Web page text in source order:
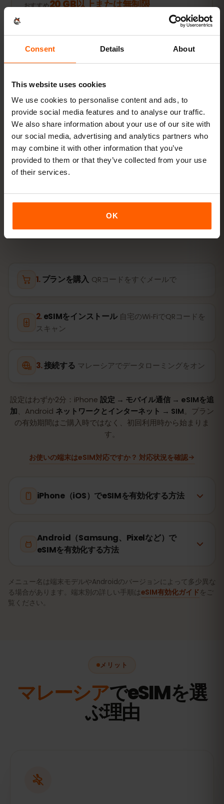
Consent Details About
This website uses cookies
We use cookies to personalise content and ads, to
provide social media features and to analyse our traffic.
We also share information about your use of our site with
our social media, advertising and analytics partners who
may combine it with other information that you’ve
provided to them or that they’ve collected from your use
of their services.
OK
おすすめ20 GB以上または無制限
数値はすべて目安です。実際の使用量は端末やアプリの設定、使い方
アクティベーション
マレーシアのeSIMを
プで有効化
数分で準備完了。物理SIMカードは不要です。
プランを購入 QRコードをすぐメールで
eSIMをインストール 自宅のWi‑FiでQRコードを
スキャン
接続する マレーシアでデータローミングをオン
設定はわずか2分：iPhone 設定 → モバイル通信 → eSIMを追
加、Android ネットワークとインターネット → SIM 。プラン
の有効期間はご購入時ではなく、初回利用時から始まりま
す。
お使いの端末はeSIM対応ですか？ 対応状況を確認
iPhone（iOS）でeSIMを有効化する方法
Android（Samsung、Pixelなど）で
eSIMを有効化する方法
メニュー名は端末モデルやAndroidのバージョンによって多少異な
る場合があります。端末別の詳しい手順はeSIM有効化ガイドをご
覧ください。
メリット
マレーシアでeSIMを選
ぶ理由